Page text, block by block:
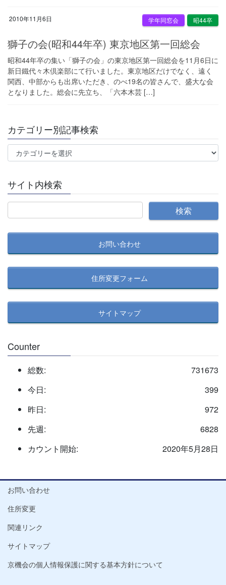
2010年11月6日 昭44卒
学年同窓会
獅子の会(昭和44年卒) 東京地区第一回総会
昭和44年卒の集い「獅子の会」の東京地区第一回総会を11月6日に
新日鐵代々木倶楽部にて行いました。東京地区だけでなく、遠く
関西、中部からも出席いただき、のべ19名の皆さんで、盛大な会
となりました。総会に先立ち、「六本木芸 […]
カテゴリー別記事検索
テ
リ
ー
記
事
索
サイト内検索
お問い合わせ
住所変更フォーム
サイトマップ
Counter
731673
総数:
399
今日:
972
昨日:
6828
先週:
2020年5月28日
カウント開始:
お問い合わせ
住所変更
関連リンク
サイトマップ
京機会の個人情報保護に関する基本方針について